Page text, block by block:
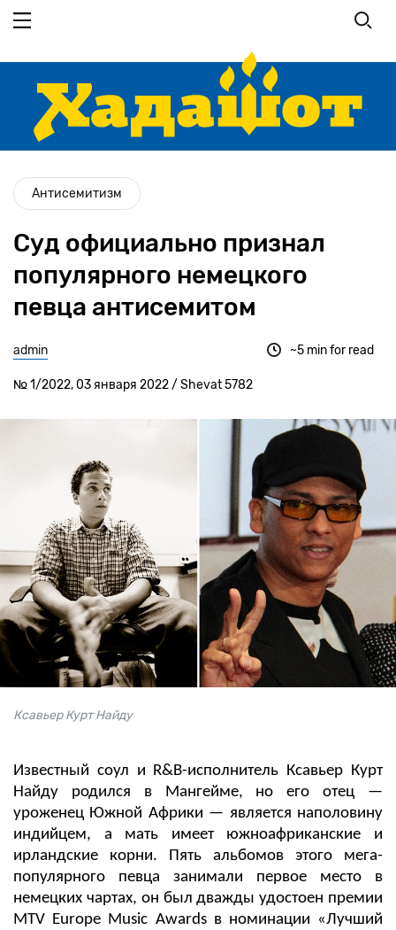
основному
Антисемитизм
Cуд официально признал
популярного немецкого
певца антисемитом
admin
№ 1/2022, 03 января 2022 / Shevat 5782
~5 min for read
Ксавьер Курт Найду
Известный соул и R&B-исполнитель Ксавьер Курт
Найду родился в Мангейме, но его отец —
уроженец Южной Африки — является наполовину
индийцем, а мать имеет южноафриканские и
ирландские корни. Пять альбомов этого мега-
популярного певца занимали первое место в
немецких чартах, он был дважды удостоен премии
MTV Europe Music Awards в номинации «Лучший